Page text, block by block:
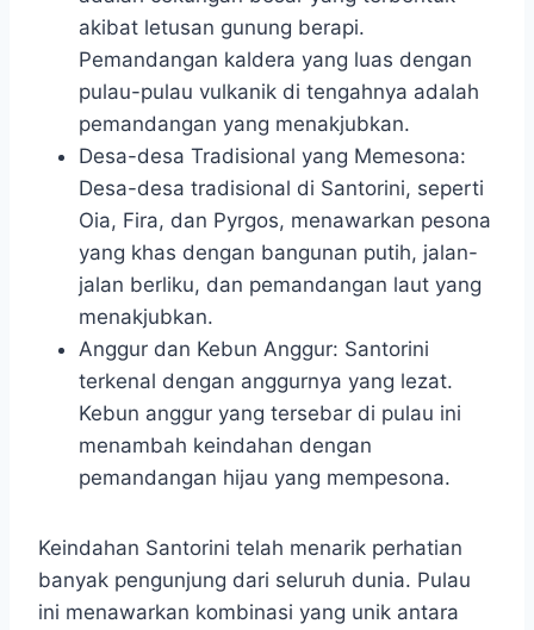
akibat letusan gunung berapi.
Pemandangan kaldera yang luas dengan
pulau-pulau vulkanik di tengahnya adalah
pemandangan yang menakjubkan.
Desa-desa Tradisional yang Memesona:
Desa-desa tradisional di Santorini, seperti
Oia, Fira, dan Pyrgos, menawarkan pesona
yang khas dengan bangunan putih, jalan-
jalan berliku, dan pemandangan laut yang
menakjubkan.
Anggur dan Kebun Anggur: Santorini
terkenal dengan anggurnya yang lezat.
Kebun anggur yang tersebar di pulau ini
menambah keindahan dengan
pemandangan hijau yang mempesona.
Keindahan Santorini telah menarik perhatian
banyak pengunjung dari seluruh dunia. Pulau
ini menawarkan kombinasi yang unik antara